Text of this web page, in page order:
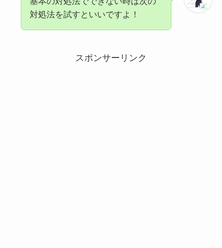
対処法を試すといいですよ！
スポンサーリンク